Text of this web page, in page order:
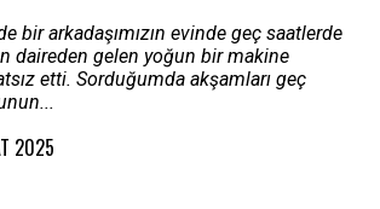
bir arkadaşımızın evinde geç saatlerde
daireden gelen yoğun bir makine
etti. Sorduğumda akşamları geç
2025